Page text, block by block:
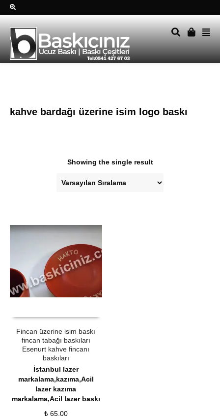
kahve bardağı üzerine isim logo baskı
Showing the single result
Fincan üzerine isim baskı
fincan tabağı baskıları
Esenurt kahve fincanı
baskıları
İstanbul lazer
markalama,kazıma,Acil
lazer kazıma
markalama,Acil lazer baskı
₺65,00